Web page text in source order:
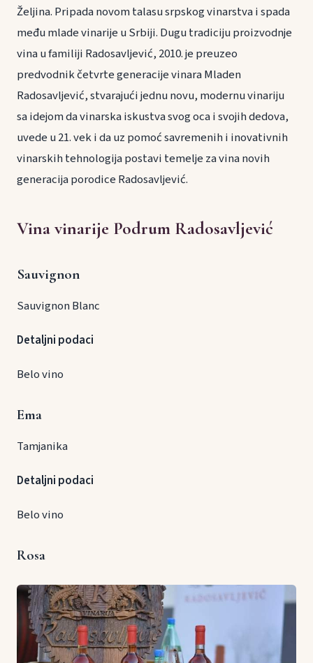
Željina. Pripada novom talasu srpskog vinarstva i spada
među mlade vinarije u Srbiji. Dugu tradiciju proizvodnje
vina u familiji Radosavljević, 2010. je preuzeo
predvodnik četvrte generacije vinara Mladen
Radosavljević, stvarajući jednu novu, modernu vinariju
sa idejom da vinarska iskustva svog oca i svojih dedova,
uvede u 21. vek i da uz pomoć savremenih i inovativnih
vinarskih tehnologija postavi temelje za vina novih
generacija porodice Radosavljević.
Vina vinarije Podrum Radosavljević
Sauvignon
Sauvignon Blanc
Detaljni podaci
Belo vino
Ema
Tamjanika
Detaljni podaci
Belo vino
Rosa